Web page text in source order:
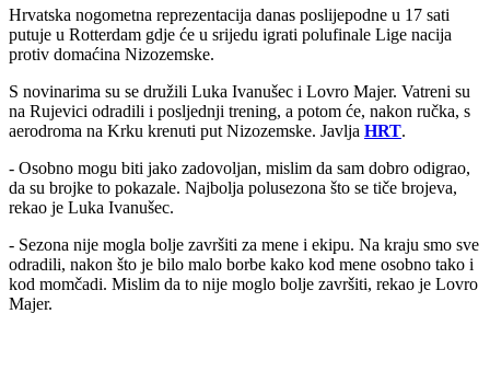
Hrvatska nogometna reprezentacija danas poslijepodne u 17 sati
putuje u Rotterdam gdje će u srijedu igrati polufinale Lige nacija
protiv domaćina Nizozemske.
S novinarima su se družili Luka Ivanušec i Lovro Majer. Vatreni su
na Rujevici odradili i posljednji trening, a potom će, nakon ručka, s
aerodroma na Krku krenuti put Nizozemske. Javlja HRT.
- Osobno mogu biti jako zadovoljan, mislim da sam dobro odigrao,
da su brojke to pokazale. Najbolja polusezona što se tiče brojeva,
rekao je Luka Ivanušec.
- Sezona nije mogla bolje završiti za mene i ekipu. Na kraju smo sve
odradili, nakon što je bilo malo borbe kako kod mene osobno tako i
kod momčadi. Mislim da to nije moglo bolje završiti, rekao je Lovro
Majer.